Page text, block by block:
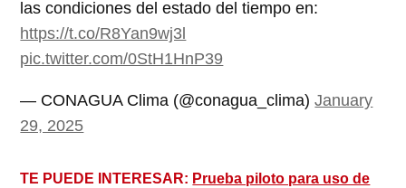
las condiciones del estado del tiempo en:
https://t.co/R8Yan9wj3l
pic.twitter.com/0StH1HnP39
— CONAGUA Clima (@conagua_clima)January
29, 2025
TE PUEDE INTERESAR: Prueba piloto para uso de